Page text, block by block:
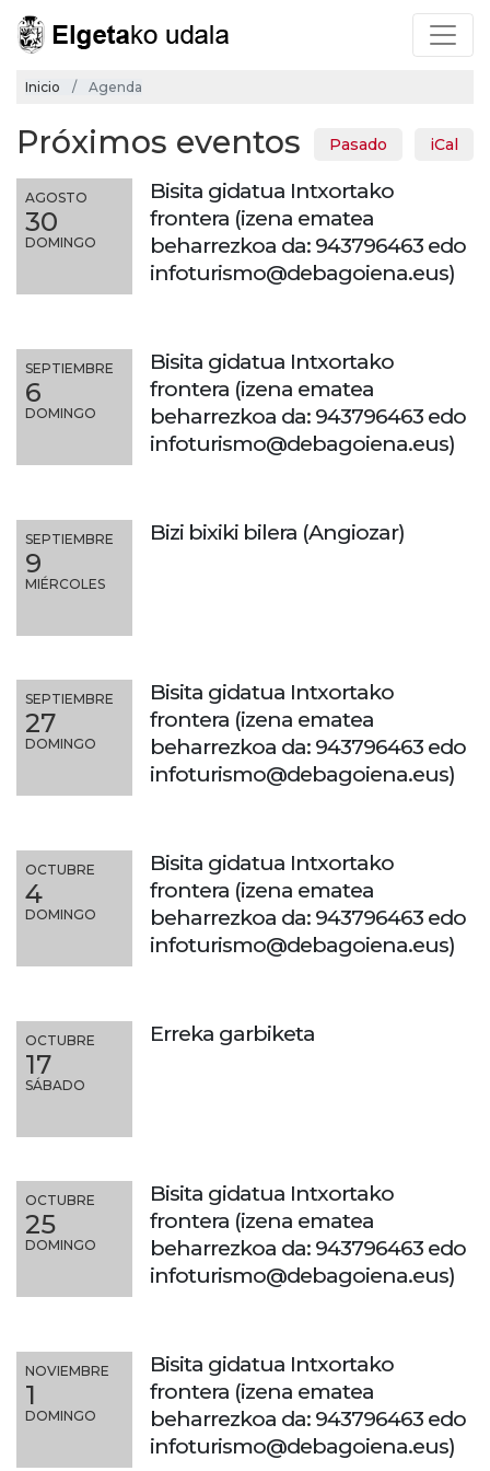
Inicio Agenda
Próximos eventos Pasado iCal
AGOSTO
30
DOMINGO
Bisita gidatua Intxortako
frontera (izena ematea
beharrezkoa da: 943796463 edo
infoturismo@debagoiena.eus)
SEPTIEMBRE
6
DOMINGO
Bisita gidatua Intxortako
frontera (izena ematea
beharrezkoa da: 943796463 edo
infoturismo@debagoiena.eus)
SEPTIEMBRE
9
MIÉRCOLES
Bizi bixiki bilera (Angiozar)
SEPTIEMBRE
27
DOMINGO
Bisita gidatua Intxortako
frontera (izena ematea
beharrezkoa da: 943796463 edo
infoturismo@debagoiena.eus)
OCTUBRE
4
DOMINGO
Bisita gidatua Intxortako
frontera (izena ematea
beharrezkoa da: 943796463 edo
infoturismo@debagoiena.eus)
OCTUBRE
17
SÁBADO
Erreka garbiketa
OCTUBRE
25
DOMINGO
Bisita gidatua Intxortako
frontera (izena ematea
beharrezkoa da: 943796463 edo
infoturismo@debagoiena.eus)
NOVIEMBRE
1
DOMINGO
Bisita gidatua Intxortako
frontera (izena ematea
beharrezkoa da: 943796463 edo
infoturismo@debagoiena.eus)